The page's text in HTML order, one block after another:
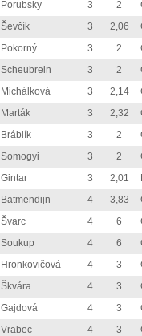
Porubsky 3 2
Ševčík 3 2,06
Pokorný 3 2
Scheubrein 3 2
Michálková 3 2,14
Marták 3 2,32
Bráblík 3 2
Somogyi 3 2
Gintar 3 2,01
Batmendijn 4 3,83
Švarc 4 6
Soukup 4 6
Hronkovičová 4 3
Škvára 4 3
Gajdová 4 3
Vrabec 4 3